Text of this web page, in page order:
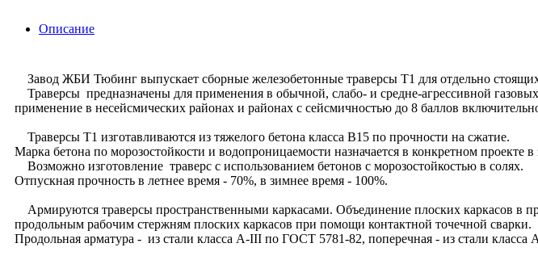
Описание
Завод ЖБИ Тюбинг выпускает сборные железобетонные траверсы Т1 для отдельно
Траверсы предназначены для применения в обычной, слабо- и средне-агрессивной
применение в несейсмических районах и районах с сейсмичностью до 8 баллов
Траверсы Т1 изготавливаются из тяжелого бетона класса В15 по прочности на сжатие.
Марка бетона по морозостойкости и водопроницаемости назначается в конкретном проекте
Возможно изготовление траверс с использованием бетонов с морозостойкостью в солях.
Отпускная прочность в летнее время - 70%, в зимнее время - 100%.
Армируются траверсы пространственными каркасами. Объединение плоских каркасов в
продольным рабочим стержням плоских каркасов при помощи контактной точечной сварки.
Продольная арматура - из стали класса А-III по ГОСТ 5781-82, поперечная - из стали